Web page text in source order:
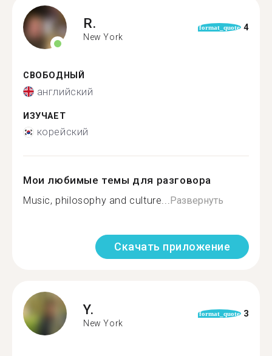
R.
New York
format_quote 4
СВОБОДНЫЙ
английский
ИЗУЧАЕТ
корейский
Мои любимые темы для разговора
Music, philosophy and culture...Развернуть
Скачать приложение
Y.
New York
format_quote 3